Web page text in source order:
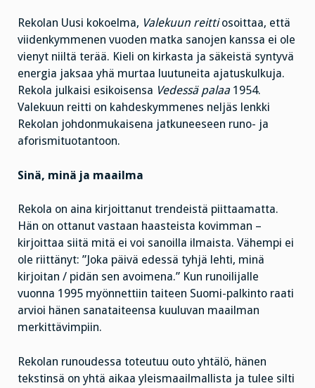
Rekolan Uusi kokoelma, Valekuun reittiosoittaa, että
viidenkymmenen vuoden matka sanojen kanssa ei ole
vienyt niiltä terää. Kieli on kirkasta ja säkeistä syntyvä
energia jaksaa yhä murtaa luutuneita ajatuskulkuja.
Rekola julkaisi esikoisensa Vedessä palaa 1954.
Valekuun reitti on kahdeskymmenes neljäs lenkki
Rekolan johdonmukaisena jatkuneeseen runo- ja
aforismituotantoon.
Sinä, minä ja maailma
Rekola on aina kirjoittanut trendeistä piittaamatta.
Hän on ottanut vastaan haasteista kovimman –
kirjoittaa siitä mitä ei voi sanoilla ilmaista. Vähempi ei
ole riittänyt: ”Joka päivä edessä tyhjä lehti, minä
kirjoitan / pidän sen avoimena.” Kun runoilijalle
vuonna 1995 myönnettiin taiteen Suomi-palkinto raati
arvioi hänen sanataiteensa kuuluvan maailman
merkittävimpiin.
Rekolan runoudessa toteutuu outo yhtälö, hänen
tekstinsä on yhtä aikaa yleismaailmallista ja tulee silti